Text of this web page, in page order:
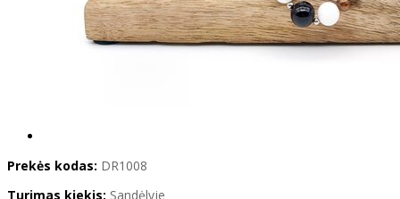
Prekės kodas: DR1008
Turimas kiekis: Sandėlyje